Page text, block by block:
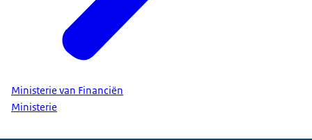
Ministerie van Financiën
Ministerie